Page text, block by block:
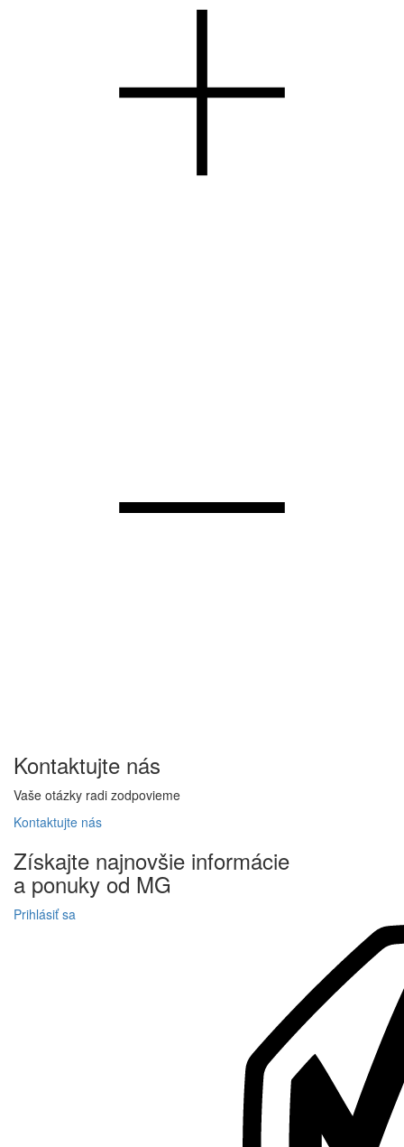
Kontaktujte nás
Vaše otázky radi zodpovieme
Kontaktujte nás
Získajte najnovšie informácie
a ponuky od MG
Prihlásiť sa